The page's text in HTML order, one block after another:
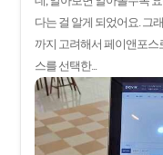
다는 걸 알게 되었어요. 그
까지 고려해서 페이앤포스
스를 선택한...